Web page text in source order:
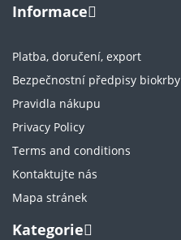
Informace
Platba, doručení, export
Bezpečnostní předpisy biokrby
Pravidla nákupu
Privacy Policy
Terms and conditions
Kontaktujte nás
Mapa stránek
Kategorie